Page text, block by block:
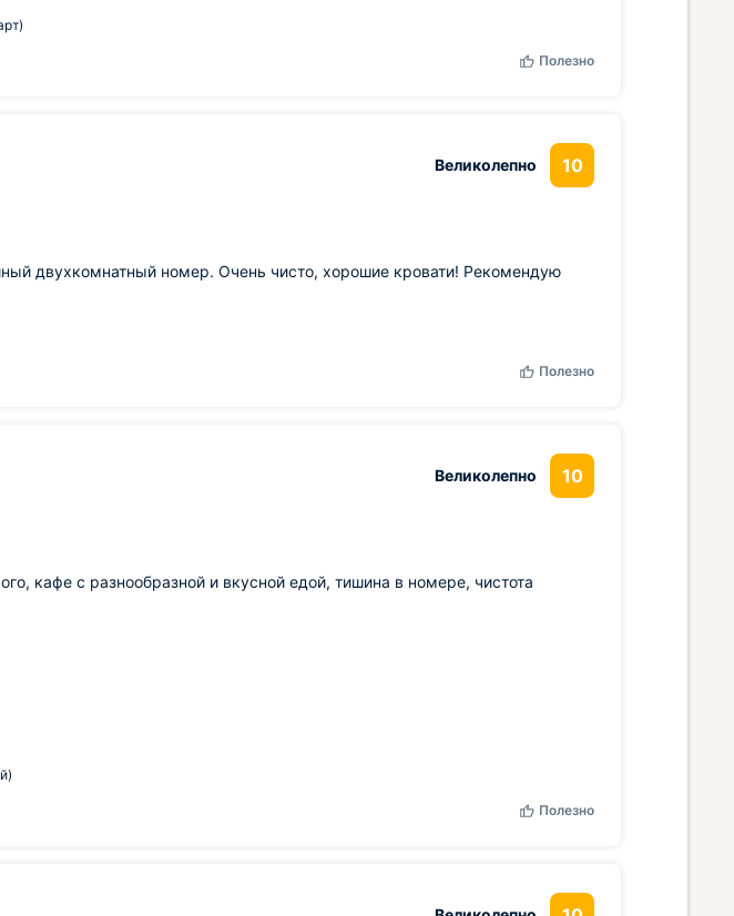
Полезно
Великолепно 10
двухкомнатный номер. Очень чисто, хорошие кровати! Рекомендую
Полезно
Великолепно 10
кафе с разнообразной и вкусной едой, тишина в номере, чистота
Полезно